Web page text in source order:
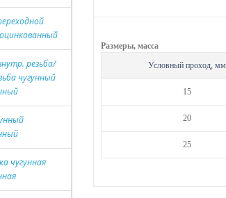
резьба/
чугунный
чугунная
Размеры, масса
Условный проход, мм
15
20
25